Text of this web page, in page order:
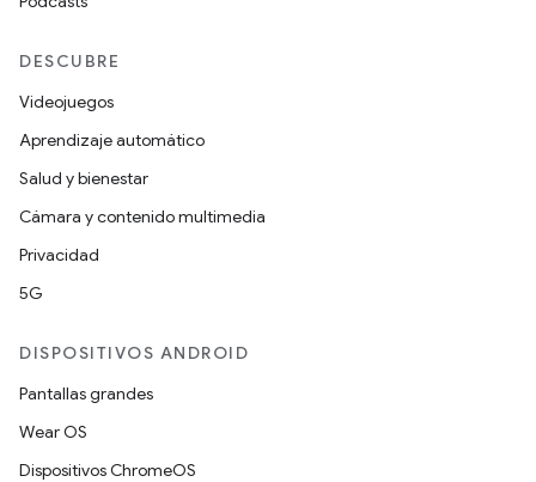
DESCUBRE
Videojuegos
Aprendizaje automático
Salud y bienestar
Cámara y contenido multimedia
Privacidad
5G
DISPOSITIVOS ANDROID
Pantallas grandes
Wear OS
Dispositivos ChromeOS